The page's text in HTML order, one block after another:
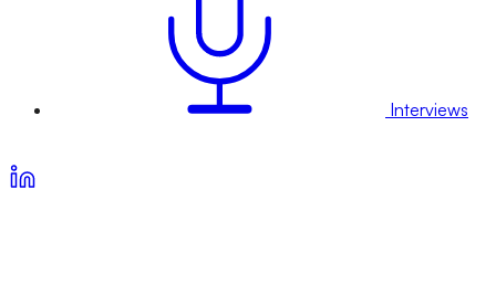
Interviews